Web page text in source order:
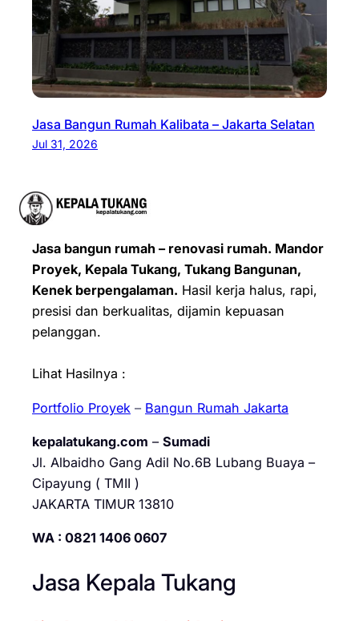
Jasa Bangun Rumah Kalibata – Jakarta Selatan
Jul 31, 2026
Jasa bangun rumah – renovasi rumah. Mandor
Proyek, Kepala Tukang, Tukang Bangunan,
Kenek berpengalaman. Hasil kerja halus, rapi,
presisi dan berkualitas, dijamin kepuasan
pelanggan.
Lihat Hasilnya :
Portfolio Proyek – Bangun Rumah Jakarta
kepalatukang.com – Sumadi
Jl. Albaidho Gang Adil No.6B Lubang Buaya –
Cipayung ( TMII )
JAKARTA TIMUR 13810
WA : 0821 1406 0607
Jasa Kepala Tukang